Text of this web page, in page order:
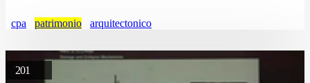
cpa patrimonio arquitectonico
201